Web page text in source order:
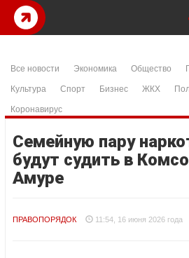
Все новости Экономика Общество
Культура
Спорт Бизнес ЖКХ
Коронавирус
Семейную пару
будут судить в
Амуре
ПРАВОПОРЯДОК 11:54, 16 июня 2026 года